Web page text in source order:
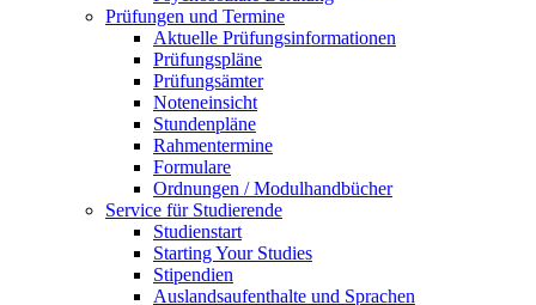
Prüfungen und Termine
Aktuelle Prüfungsinformationen
Prüfungspläne
Prüfungsämter
Noteneinsicht
Stundenpläne
Rahmentermine
Formulare
Ordnungen / Modulhandbücher
Service für Studierende
Studienstart
Starting Your Studies
Stipendien
Auslandsaufenthalte und Sprachen